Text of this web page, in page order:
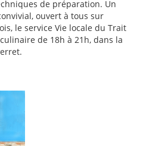
de préparation. Un
ouvert à tous sur
le service Vie locale du Trait
de 18h à 21h, dans la